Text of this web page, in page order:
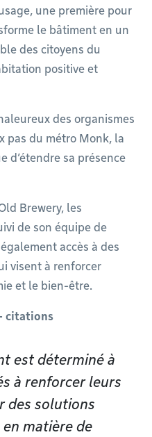
une première pour
le bâtiment en un
des citoyens du
positive et
des organismes
pas du métro Monk, la
d’étendre sa présence
Brewery, les
de son équipe de
accès à des
visent à renforcer
et le bien-être.
citations
est déterminé à
à renforcer leurs
des solutions
matière de